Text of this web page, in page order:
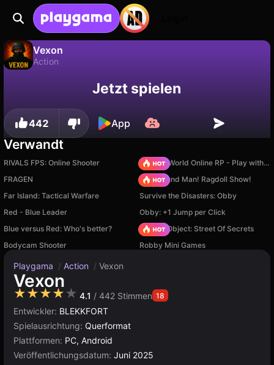
Vexon
Action
speichern!
Nein
Jetzt spielen
442 App
Verwandt
RIVALS FPS: Online Shooter
Sprunki World Online RP - Play with Friends!
FRAGEN
Playground Man! Ragdoll Show!
Far Island: Tactical Warfare
Survive the Disasters: Obby
Red - Blue Leader
Obby: +1 Jump per Click
Blue versus Red: Who's better?
Hidden Object: Street Of Secrets
Bodycam Shooter
Robby Mini Games
Playgama / Action / Vexon
Vexon
★★★★★ 4.1 / 442 Stimmen 18
Entwickler: BLEKKFORT
Spielausrichtung: Querformat
Plattformen: PC, Android
Veröffentlichungsdatum: Juni 2025